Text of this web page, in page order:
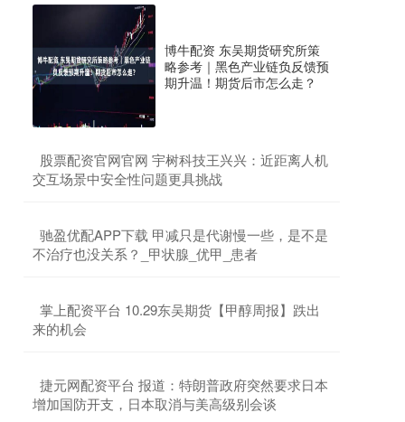
博牛配资 东吴期货研究所策
略参考｜黑色产业链负反馈预
期升温！期货后市怎么走？
​股票配资官网官网 宇树科技王兴兴：近距离人机
交互场景中安全性问题更具挑战
​驰盈优配APP下载 甲减只是代谢慢一些，是不是
不治疗也没关系？_甲状腺_优甲_患者
​掌上配资平台 10.29东吴期货【甲醇周报】跌出
来的机会
​捷元网配资平台 报道：特朗普政府突然要求日本
增加国防开支，日本取消与美高级别会谈